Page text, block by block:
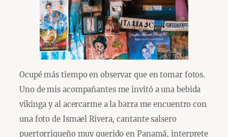
Ocupé más tiempo en observar que en tomar fotos.
Uno de mis acompañantes me invitó a una bebida
vikinga y al acercarme a la barra me encuentro con
una foto de Ismael Rivera, cantante salsero
puertorriqueño muy querido en Panamá, interprete